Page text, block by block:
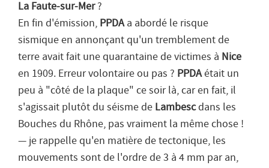
La Faute-sur-Mer?
En fin d'émission, PPDAa abordé le risque
sismique en annonçant qu'un tremblement de
terre avait fait une quarantaine de victimes à Nice
en 1909. Erreur volontaire ou pas ? PPDAétait un
peu à "côté de la plaque" ce soir là, car en fait, il
s'agissait plutôt du séisme de Lambescdans les
Bouches du Rhône, pas vraiment la même chose !
— je rappelle qu'en matière de tectonique, les
mouvements sont de l'ordre de 3 à 4 mm par an,